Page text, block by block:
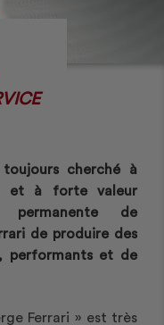
cherché à
et à forte valeur
permanente de
de produire des
performants et de
Ferrari » est très